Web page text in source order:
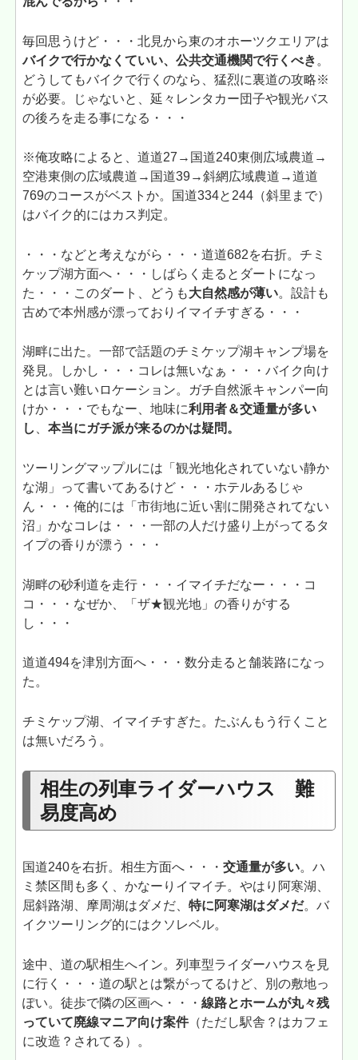
毎回思うけど・・・北見から東のオホーツクエリアは
バイクで行かなくていい、公共交通機関で行くべき 。
どうしてもバイクで行くのなら、猛烈に裏道の攻略※
が必要。じゃないと、延々レンタカー団子や観光バス
の後ろを走る事になる・・・
※俺攻略によると、道道27→国道240東側広域農道→
空港東側の広域農道→国道39→斜網広域農道→道道
769のコースがベストか。国道334と244（斜里まで）
はバイク的にはカス判定。
・・・などと考えながら・・・道道682を右折。チミ
ケップ湖方面へ・・・しばらく走るとダートになっ
た・・・このダート、どうも大自然感が薄い。設計も
古めで本州感が漂っておりイマイチすぎる・・・
湖畔に出た。一部で話題のチミケップ湖キャンプ場を
発見。しかし・・・コレは無いなぁ・・・バイク向け
とは言い難いロケーション。ガチ自然派キャンパー向
けか・・・でもなー、地味に利用者＆交通量が多い
し 、本当にガチ派が来るのかは疑問。
ツーリングマップルには「観光地化されていない静か
な湖」って書いてあるけど・・・ホテルあるじゃ
ん・・・俺的には「市街地に近い割に開発されてない
沼」かなコレは・・・一部の人だけ盛り上がってるタ
イプの香りが漂う・・・
湖畔の砂利道を走行・・・イマイチだなー・・・コ
コ・・・なぜか、「ザ★観光地」の香りがする
し・・・
道道494を津別方面へ・・・数分走ると舗装路になっ
た。
チミケップ湖、イマイチすぎた。たぶんもう行くこと
は無いだろう。
相生の列車ライダーハウス 難
易度高め
国道240を右折。相生方面へ・・・交通量が多い。ハ
ミ禁区間も多く、かなーりイマイチ。やはり阿寒湖、
屈斜路湖、摩周湖はダメだ、特に阿寒湖はダメだ。バ
イクツーリング的にはクソレベル。
途中、道の駅相生へイン。列車型ライダーハウスを見
に行く・・・道の駅とは繋がってるけど、別の敷地っ
ぽい。徒歩で隣の区画へ・・・線路とホームが丸々残
っていて廃線マニア向け案件（ただし駅舎？はカフェ
に改造？されてる）。